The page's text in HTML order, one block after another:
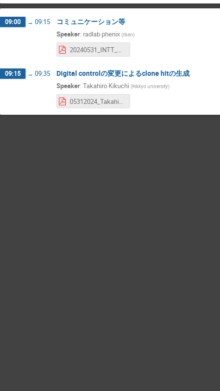
09:00 → 09:15 コミュニケーション等
Speaker: radlab phenix (riken)
20240531_INTT_JP_meeting.pdf
09:15 → 09:35 Digital controlの変更によるclone hitの生成
Speaker: Takahiro Kikuchi (Rikkyo university)
05312024_Takahiro_kikuchi_digital_control_and_clone_hit.pdf